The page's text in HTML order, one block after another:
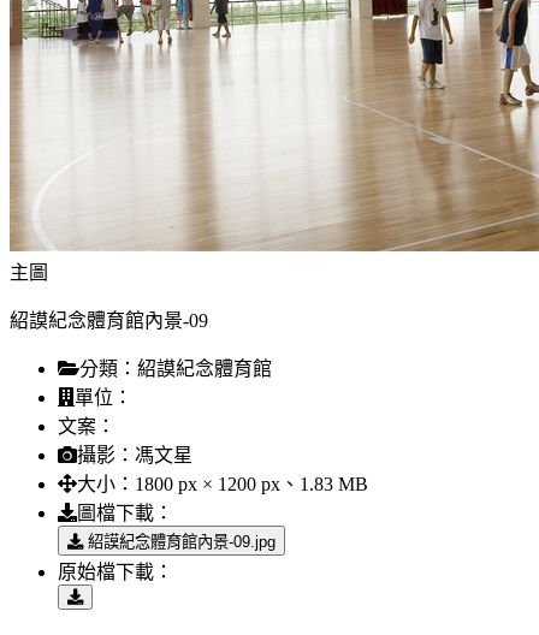
主圖
紹謨紀念體育館內景-09
分類： 紹謨紀念體育館
單位：
文案：
攝影： 馮文星
大小： 1800 px × 1200 px、1.83 MB
圖檔下載：
紹謨紀念體育館內景-09.jpg
原始檔下載：